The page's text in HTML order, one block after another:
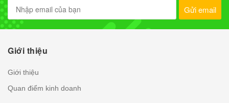
Gửi email
Giới thiệu
Giới thiệu
Quan điểm kinh doanh